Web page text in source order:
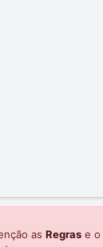
as Regras e o